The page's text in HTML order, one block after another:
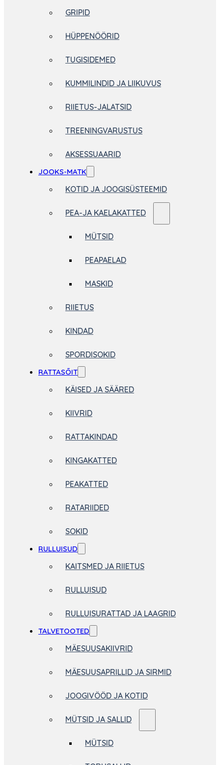
GRIPID
HÜPPENÖÖRID
TUGISIDEMED
KUMMILINDID JA LIIKUVUS
RIIETUS-JALATSID
TREENINGVARUSTUS
AKSESSUAARID
JOOKS-MATK
KOTID JA JOOGISÜSTEEMID
PEA-JA KAELAKATTED
MÜTSID
PEAPAELAD
MASKID
RIIETUS
KINDAD
SPORDISOKID
RATTASÕIT
KÄISED JA SÄÄRED
KIIVRID
RATTAKINDAD
KINGAKATTED
PEAKATTED
RATARIIDED
SOKID
RULLUISUD
KAITSMED JA RIIETUS
RULLUISUD
RULLUISURATTAD JA LAAGRID
TALVETOOTED
MÄESUUSAKIIVRID
MÄESUUSAPRILLID JA SIRMID
JOOGIVÖÖD JA KOTID
MÜTSID JA SALLID
MÜTSID